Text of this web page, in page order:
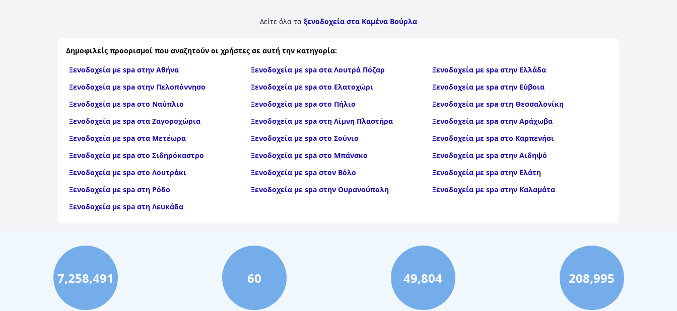
Δείτε όλα τα ξενοδοχεία στα Καμένα Βούρλα
Δημοφιλείς προορισμοί που αναζητούν οι χρήστες σε αυτή την κατηγορία:
Ξενοδοχεία με spa στην Αθήνα
Ξενοδοχεία με spa στα Λουτρά Πόζαρ
Ξενοδοχεία με spa στην Ελλάδα
Ξενοδοχεία με spa στην Πελοπόννησο
Ξενοδοχεία με spa στο Ελατοχώρι
Ξενοδοχεία με spa στην Εύβοια
Ξενοδοχεία με spa στο Ναύπλιο
Ξενοδοχεία με spa στο Πήλιο
Ξενοδοχεία με spa στη Θεσσαλονίκη
Ξενοδοχεία με spa στα Ζαγοροχώρια
Ξενοδοχεία με spa στη Λίμνη Πλαστήρα
Ξενοδοχεία με spa στην Αράχωβα
Ξενοδοχεία με spa στα Μετέωρα
Ξενοδοχεία με spa στο Σούνιο
Ξενοδοχεία με spa στο Καρπενήσι
Ξενοδοχεία με spa στο Σιδηρόκαστρο
Ξενοδοχεία με spa στο Μπάνσκο
Ξενοδοχεία με spa στην Αιδηψό
Ξενοδοχεία με spa στο Λουτράκι
Ξενοδοχεία με spa στον Βόλο
Ξενοδοχεία με spa στην Ελάτη
Ξενοδοχεία με spa στη Ρόδο
Ξενοδοχεία με spa στην Ουρανούπολη
Ξενοδοχεία με spa στην Καλαμάτα
Ξενοδοχεία με spa στη Λευκάδα
7,258,491 60 49,804 208,995